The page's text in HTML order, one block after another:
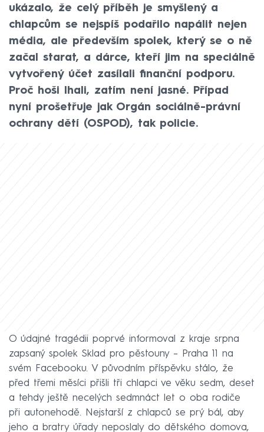
ukázalo, že celý příběh je smyšlený a
chlapcům se nejspíš podařilo napálit nejen
média, ale především spolek, který se o ně
začal starat, a dárce, kteří jim na speciálně
vytvořený účet zasílali finanční podporu.
Proč hoši lhali, zatím není jasné. Případ
nyní prošetřuje jak Orgán sociálně-právní
ochrany dětí (OSPOD), tak policie.
O údajné tragédii poprvé informoval z kraje srpna
zapsaný spolek Sklad pro pěstouny –⁠ Praha 11 na
svém Facebooku. V původním příspěvku stálo, že
před třemi měsíci přišli tři chlapci ve věku sedm, deset
a tehdy ještě necelých sedmnáct let o oba rodiče
při autonehodě. Nejstarší z chlapců se prý bál, aby
jeho a bratry úřady neposlaly do dětského domova,